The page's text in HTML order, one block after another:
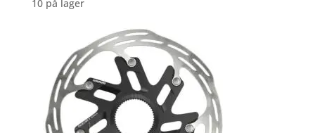
oprindelige
499,00 kr..
er:
356,00 kr..
10 på lager